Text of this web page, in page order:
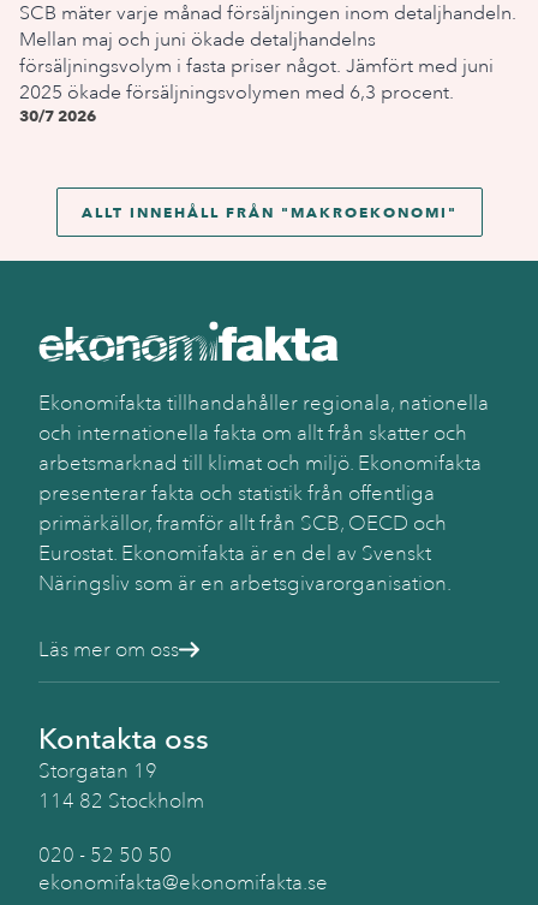
SCB mäter varje månad försäljningen inom detaljhandeln.
Mellan maj och juni ökade detaljhandelns
försäljningsvolym i fasta priser något. Jämfört med juni
2025 ökade försäljningsvolymen med 6,3 procent.
30/7 2026
ALLT INNEHÅLL FRÅN " MAKROEKONOMI "
Ekonomifakta tillhandahåller regionala, nationella
och internationella fakta om allt från skatter och
arbetsmarknad till klimat och miljö. Ekonomifakta
presenterar fakta och statistik från offentliga
primärkällor, framför allt från SCB, OECD och
Eurostat. Ekonomifakta är en del av Svenskt
Näringsliv som är en arbetsgivarorganisation.
Läs mer om oss
Kontakta oss
Storgatan 19
114 82 Stockholm
020 - 52 50 50
ekonomifakta@ekonomifakta.se